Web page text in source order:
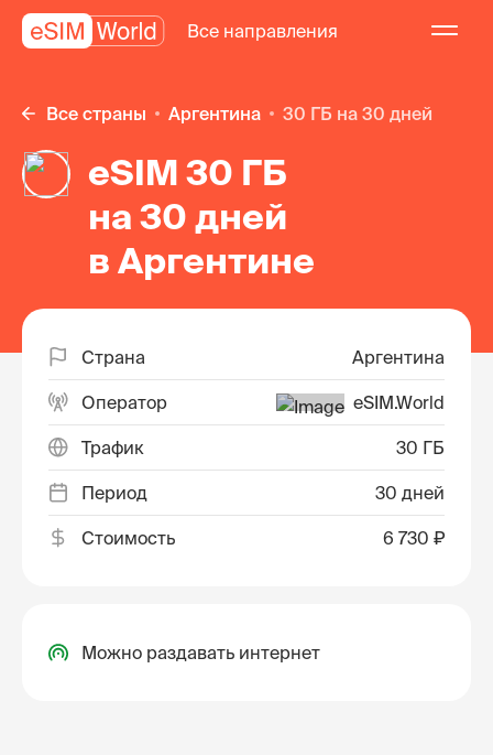
Все направления
Все страны Аргентина 30 ГБ на 30 дней
eSIM 30 ГБ
на 30 дней
в Аргентине
Страна Аргентина
Оператор eSIM.World
Трафик 30 ГБ
Период 30 дней
Стоимость 6 730 ₽
Можно раздавать интернет